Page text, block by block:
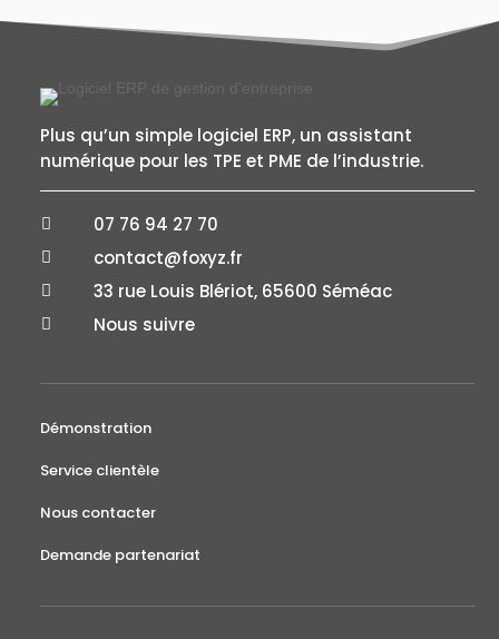
Plus qu’un simple logiciel ERP, un assistant
numérique pour les TPE et PME de l’industrie.
 07 76 94 27 70
 contact@foxyz.fr
 33 rue Louis Blériot, 65600 Séméac
 Nous suivre
Démonstration
Service clientèle
Nous contacter
Demande partenariat